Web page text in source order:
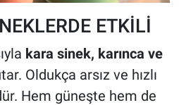
ETKİLİ
kara sinek, karınca ve
Oldukça arsız ve hızlı
Hem güneşte hem de